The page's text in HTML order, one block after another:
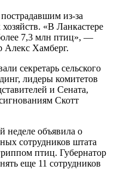
из-за
«В Ланкастере
7,3 млн птиц», —
Алекс Хамберг.
секретарь сельского
лидеры комитетов
и Сената,
Скотт
объявила о
сотрудников штата
птиц. Губернатор
еще 11 сотрудников